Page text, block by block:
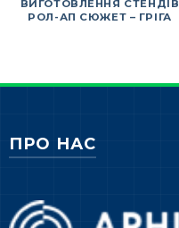
ВИГОТОВЛЕННЯ СТЕНДІВ
РОЛ-АП СЮЖЕТ – ГРІГА
ПРО НАС